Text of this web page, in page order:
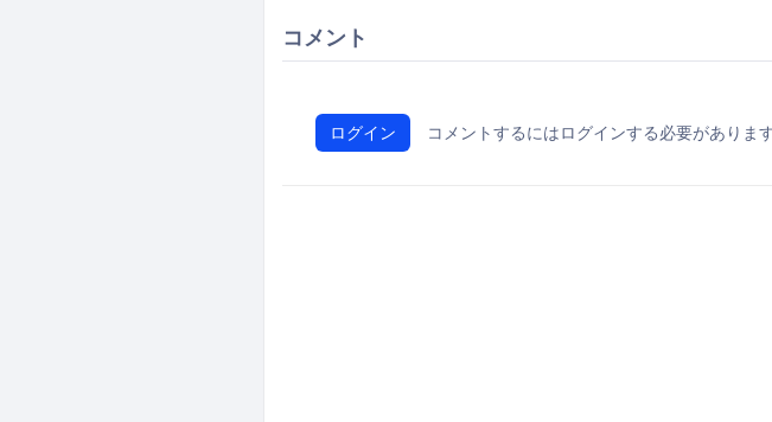
コメント
ログイン コメントするにはログインする必要があります